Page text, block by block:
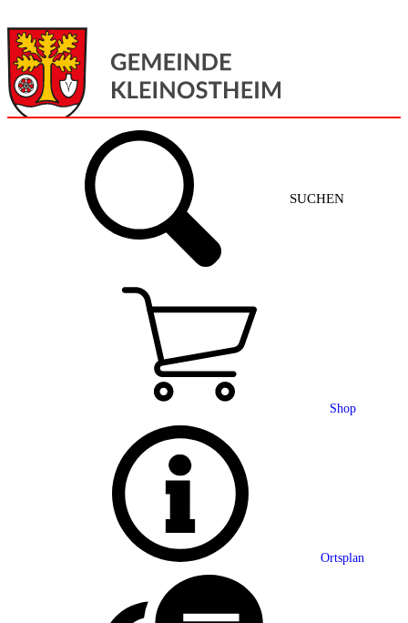
SUCHEN
Shop
Ortsplan
Gemeinde + Service
Grußwort
Ortsplan
Partnerschaft
Statistik
Mitteilungsblatt